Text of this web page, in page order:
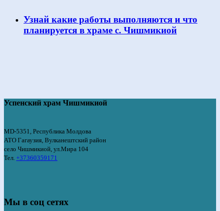
Узнай какие работы выполняются и что
планируется в храме с. Чишмикиой
Успенский храм Чишмикиой
MD-5351, Республика Молдова
АТО Гагаузия, Вулканештский район
село Чишмикиой, ул.Мира 104
Тел. +37360359171
Мы в соц сетях